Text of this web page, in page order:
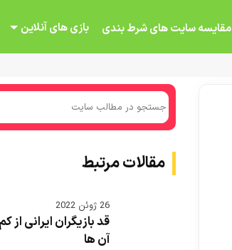
مقایسه سایت های شرط بندی بازی های آنلاین
مقالات مرتبط
26 ژوئن 2022
قد بازیگران ایرانی
آن ها